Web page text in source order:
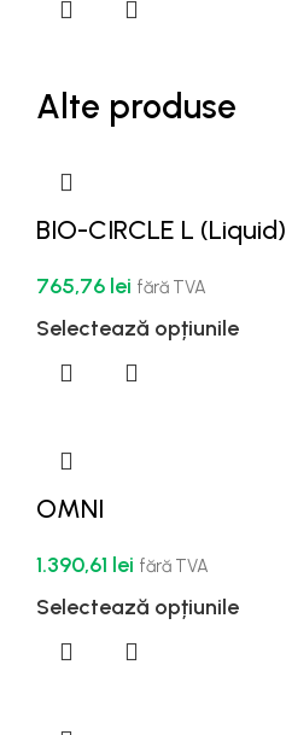
Alte produse
BIO-CIRCLE L (Liquid)
765,76 lei fără TVA
Selectează opțiunile
OMNI
1.390,61 lei fără TVA
Selectează opțiunile